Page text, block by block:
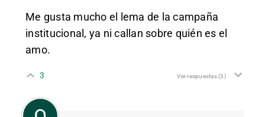
Me gusta mucho el lema de la campaña
institucional, ya ni callan sobre quién es el
amo.
3 Ver respuestas(3)